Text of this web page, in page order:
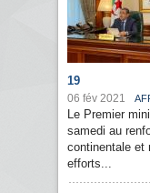
19
06 fév 2021
Le Premier
samedi au
continentale et
efforts...